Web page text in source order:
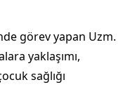
görev yapan Uzm.
yaklaşımı,
sağlığı